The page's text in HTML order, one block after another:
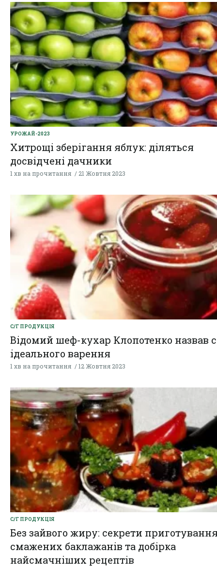
УРОЖАЙ-2023
Хитрощі зберігання яблук: діляться
досвідчені дачники
1 хв на прочитання 21 Жовтня 2023
С/Г ПРОДУКЦІЯ
Відомий шеф-кухар Клопотенко назвав
ідеального варення
1 хв на прочитання 12 Жовтня 2023
С/Г ПРОДУКЦІЯ
Без зайвого жиру: секрети
смажених баклажанів та добірка
найсмачніших рецептів